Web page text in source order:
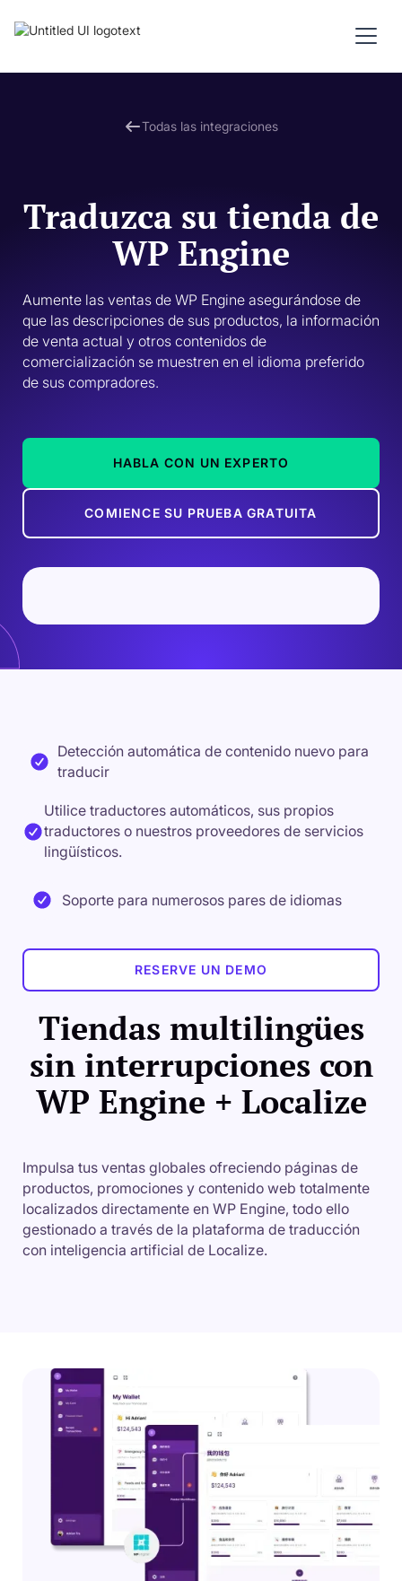
Todas las integraciones
Traduzca su tienda de
WP Engine
Aumente las ventas de WP Engine asegurándose de
que las descripciones de sus productos, la información
de venta actual y otros contenidos de
comercialización se muestren en el idioma preferido
de sus compradores.
HABLA CON UN EXPERTO
COMIENCE SU PRUEBA GRATUITA
Tiendas multilingües
sin interrupciones con
WP Engine + Localize
Impulsa tus ventas globales ofreciendo páginas de
productos, promociones y contenido web totalmente
localizados directamente en WP Engine, todo ello
gestionado a través de la plataforma de traducción
con inteligencia artificial de Localize.
Detección automática de contenido nuevo para
traducir
Utilice traductores automáticos, sus propios
traductores o nuestros proveedores de servicios
lingüísticos.
Soporte para numerosos pares de idiomas
RESERVE UN DEMO